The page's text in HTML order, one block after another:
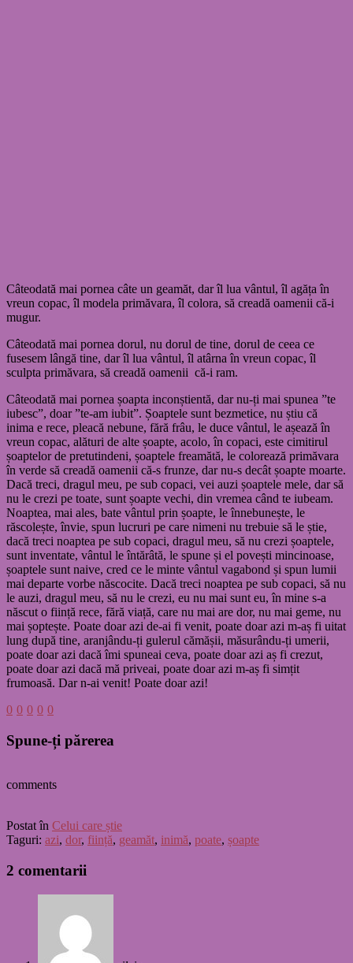
Câteodată mai pornea câte un geamăt, dar îl lua vântul, îl agăța în
vreun copac, îl modela primăvara, îl colora, să creadă oamenii că-i
mugur.
Câteodată mai pornea dorul, nu dorul de tine, dorul de ceea ce
fusesem lângă tine, dar îl lua vântul, îl atârna în vreun copac, îl
sculpta primăvara, să creadă oamenii că-i ram.
Câteodată mai pornea șoapta inconștientă, dar nu-ți mai spunea ”te
iubesc”, doar ”te-am iubit”. Șoaptele sunt bezmetice, nu știu că
inima e rece, pleacă nebune, fără frâu, le duce vântul, le așează în
vreun copac, alături de alte șoapte, acolo, în copaci, este cimitirul
șoaptelor de pretutindeni, șoaptele freamătă, le colorează primăvara
în verde să creadă oamenii că-s frunze, dar nu-s decât șoapte moarte.
Dacă treci, dragul meu, pe sub copaci, vei auzi șoaptele mele, dar să
nu le crezi pe toate, sunt șoapte vechi, din vremea când te iubeam.
Noaptea, mai ales, bate vântul prin șoapte, le înnebunește, le
răscolește, învie, spun lucruri pe care nimeni nu trebuie să le știe,
dacă treci noaptea pe sub copaci, dragul meu, să nu crezi șoaptele,
sunt inventate, vântul le întărâtă, le spune și el povești mincinoase,
șoaptele sunt naive, cred ce le minte vântul vagabond și spun lumii
mai departe vorbe născocite. Dacă treci noaptea pe sub copaci, să nu
le auzi, dragul meu, să nu le crezi, eu nu mai sunt eu, în mine s-a
născut o ființă rece, fără viață, care nu mai are dor, nu mai geme, nu
mai șoptește. Poate doar azi de-ai fi venit, poate doar azi m-aș fi uitat
lung după tine, aranjându-ți gulerul cămășii, măsurându-ți umerii,
poate doar azi dacă îmi spuneai ceva, poate doar azi aș fi crezut,
poate doar azi dacă mă priveai, poate doar azi m-aș fi simțit
frumoasă. Dar n-ai venit! Poate doar azi!
0 0 0 0 0
Spune-ți părerea
comments
Postat în Celui care știe
Taguri: azi, dor, ființă, geamăt, inimă, poate, șoapte
2 comentarii